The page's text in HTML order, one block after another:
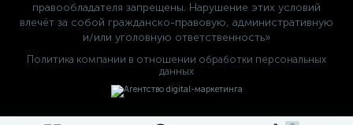
правообладателя запрещены. Нарушение этих условий
влечёт за собой гражданско-правовую, административную
и/или уголовную ответственность»
Политика компании в отношении обработки персональных
данных